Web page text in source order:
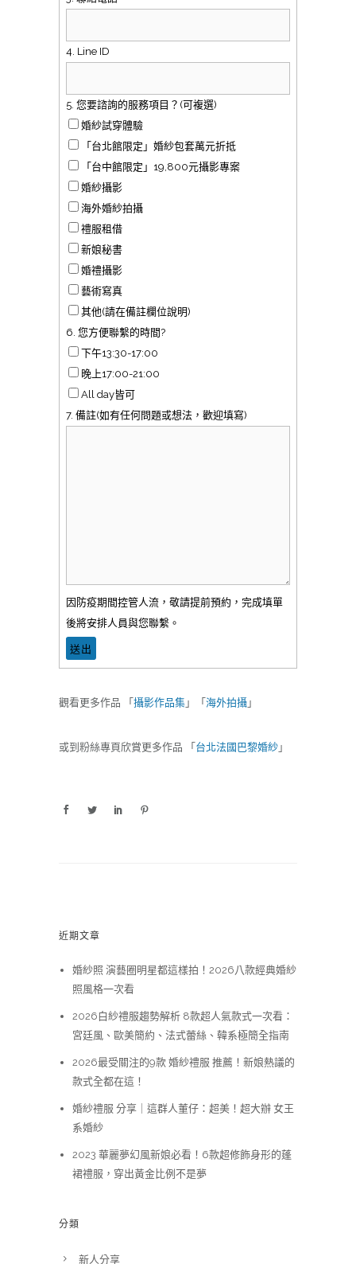
4. Line ID
5. 您要諮詢的服務項目？(可複選)
婚紗試穿體驗
「台北館限定」婚紗包套萬元折抵
「台中館限定」19,800元攝影專案
婚紗攝影
海外婚紗拍攝
禮服租借
新娘秘書
婚禮攝影
藝術寫真
其他(請在備註欄位說明)
6. 您方便聯繫的時間?
下午13:30-17:00
晚上17:00-21:00
All day皆可
7. 備註(如有任何問題或想法，歡迎填寫)
因防疫期間控管人流，敬請提前預約，完成填單
後將安排人員與您聯繫。
觀看更多作品 「 攝影作品集 」「 海外拍攝 」
或到粉絲專頁欣賞更多作品 「 台北法國巴黎婚紗 」
近期文章
婚紗照 演藝圈明星都這樣拍！2026八款經典婚紗
照風格一次看
2026白紗禮服趨勢解析 8款超人氣款式一次看：
宮廷風、歐美簡約、法式蕾絲、韓系極簡全指南
2026最受關注的9款 婚紗禮服 推薦！新娘熱議的
款式全都在這！
婚紗禮服 分享｜這群人董仔：超美！超大辦 女王
系婚紗
2023 華麗夢幻風新娘必看！6款超修飾身形的蓬
裙禮服，穿出黃金比例不是夢
分類
新人分享